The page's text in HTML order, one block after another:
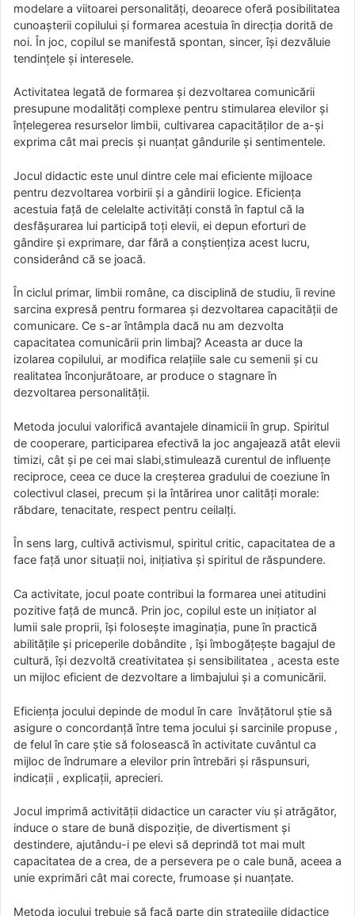
modelare a viitoarei personalităţi, deoarece oferă posibilitatea
cunoaşterii copilului şi formarea acestuia în direcţia dorită de
noi. În joc, copilul se manifestă spontan, sincer, îşi dezvăluie
tendinţele şi interesele.
Activitatea legată de formarea şi dezvoltarea comunicării
presupune modalităţi complexe pentru stimularea elevilor şi
înţelegerea resurselor limbii, cultivarea capacităţilor de a-şi
exprima cât mai precis şi nuanţat gândurile şi sentimentele.
Jocul didactic este unul dintre cele mai eficiente mijloace
pentru dezvoltarea vorbirii şi a gândirii logice. Eficienţa
acestuia faţă de celelalte activităţi constă în faptul că la
desfăşurarea lui participă toţi elevii, ei depun eforturi de
gândire şi exprimare, dar fără a conştienţiza acest lucru,
considerând că se joacă.
În ciclul primar, limbii române, ca disciplină de studiu, îi revine
sarcina expresă pentru formarea şi dezvoltarea capacităţii de
comunicare. Ce s-ar întâmpla dacă nu am dezvolta
capacitatea comunicării prin limbaj? Aceasta ar duce la
izolarea copilului, ar modifica relaţiile sale cu semenii şi cu
realitatea înconjurătoare, ar produce o stagnare în
dezvoltarea personalităţii.
Metoda jocului valorifică avantajele dinamicii în grup. Spiritul
de cooperare, participarea efectivă la joc angajează atât elevii
timizi, cât şi pe cei mai slabi,stimulează curentul de influenţe
reciproce, ceea ce duce la creşterea gradului de coeziune în
colectivul clasei, precum şi la întărirea unor calităţi morale:
răbdare, tenacitate, respect pentru ceilalţi.
În sens larg, cultivă activismul, spiritul critic, capacitatea de a
face faţă unor situaţii noi, iniţiativa şi spiritul de răspundere.
Ca activitate, jocul poate contribui la formarea unei atitudini
pozitive faţă de muncă. Prin joc, copilul este un iniţiator al
lumii sale proprii, îşi foloseşte imaginaţia, pune în practică
abilităţile şi priceperile dobândite , îşi îmbogăţeşte bagajul de
cultură, îşi dezvoltă creativitatea şi sensibilitatea , acesta este
un mijloc eficient de dezvoltare a limbajului şi a comunicării.
Eficienţa jocului depinde de modul în care învăţătorul ştie să
asigure o concordanţă între tema jocului şi sarcinile propuse ,
de felul în care ştie să folosească în activitate cuvântul ca
mijloc de îndrumare a elevilor prin întrebări şi răspunsuri,
indicaţii , explicaţii, aprecieri.
Jocul imprimă activităţii didactice un caracter viu şi atrăgător,
induce o stare de bună dispoziţie, de divertisment şi
destindere, ajutându-i pe elevi să deprindă tot mai mult
capacitatea de a crea, de a persevera pe o cale bună, aceea a
unie exprimări cât mai corecte, frumoase şi nuanţate.
Metoda jocului trebuie să facă parte din strategiile didactice